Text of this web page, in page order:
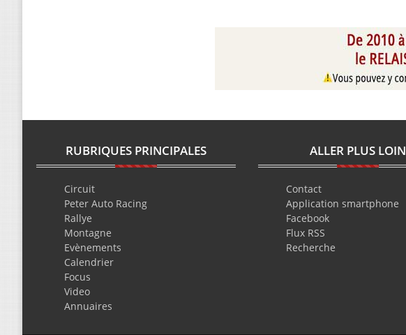
RUBRIQUES PRINCIPALES
Circuit
Peter Auto Racing
Rallye
Montagne
Evènements
Calendrier
Focus
Video
Annuaires
ALLER PLUS LOIN
Contact
Application smartphone
Facebook
Flux RSS
Recherche